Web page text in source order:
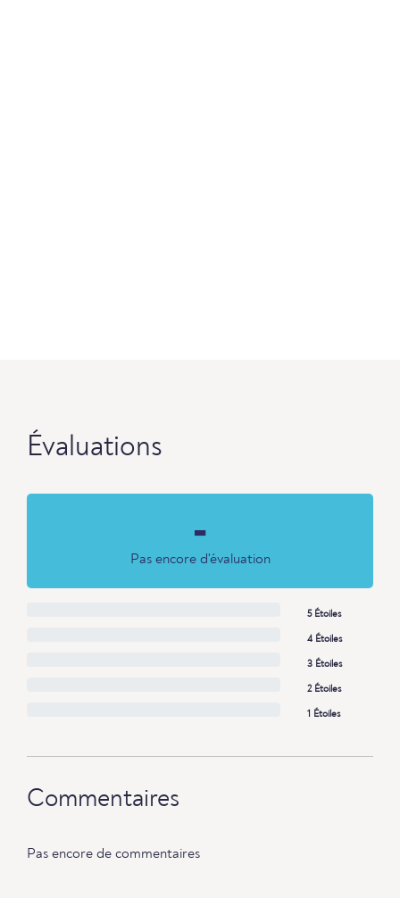
Évaluations
-
Pas encore d'évaluation
5 Étoiles
4 Étoiles
3 Étoiles
2 Étoiles
1 Étoiles
Commentaires
Pas encore de commentaires